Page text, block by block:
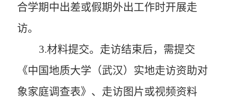
合学期中出差或假期外出工作时开展走
访。
3.材料提交。 走访结束后，需提交
《中国地质大学（武汉）实地走访资助对
象家庭调查表》、走访图片或视频资料